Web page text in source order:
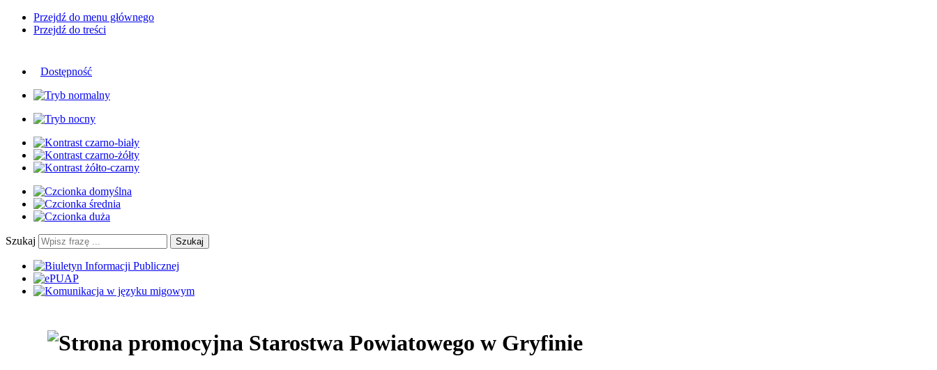
Przejdź do menu głównego
Przejdź do treści
Dostępność
Szukaj Szukaj